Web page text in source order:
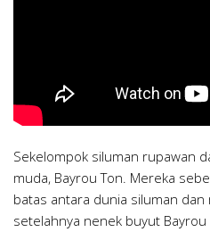
Sekelompok siluman rupawan
muda, Bayrou Ton. Mereka
batas antara dunia siluman
setelahnya nenek buyut